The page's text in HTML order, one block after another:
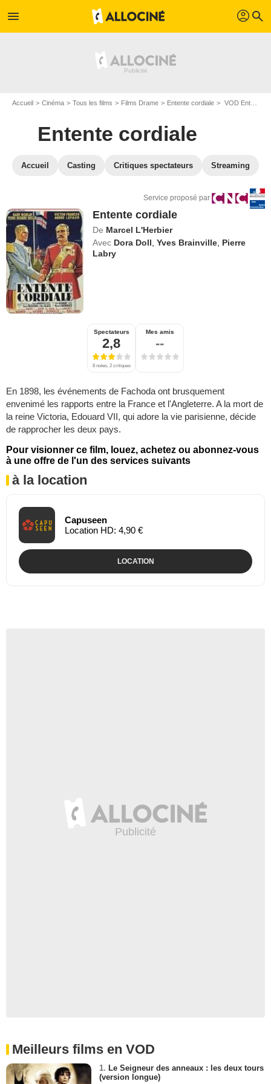
menu profil search
Accueil Cinéma Tous les films Films Drame Entente cordiale VOD Entente cordiale
Entente cordiale
Accueil Casting Critiques spectateurs Streaming
Service proposé par
Entente cordiale
De Marcel L'Herbier
Avec Dora Doll ,Yves Brainville Pierre
Labry
Spectateurs
2,8
8 notes, 2 critiques
Mes amis
--
En 1898, les événements de Fachoda ont brusquement
envenimé les rapports entre la France et l'Angleterre. A la mort de
la reine Victoria, Edouard VII, qui adore la vie parisienne, décide
de rapprocher les deux pays.
Pour visionner ce film, louez, achetez ou abonnez-vous
à une offre de l'un des services suivants
à la location
Capuseen
Location HD: 4,90 €
LOCATION
Meilleurs films en VOD
1. Le Seigneur des anneaux : les deux tours
(version longue)